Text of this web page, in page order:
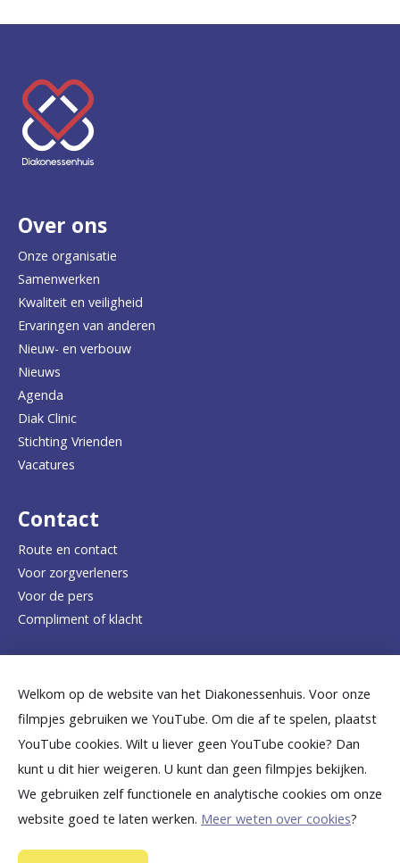
Welkom op de website van het Diakonessenhuis. Voor onze
filmpjes gebruiken we YouTube. Om die af te spelen, plaatst
YouTube cookies. Wilt u liever geen YouTube cookie? Dan
kunt u dit hier weigeren. U kunt dan geen filmpjes bekijken.
We gebruiken zelf functionele en analytische cookies om onze
website goed te laten werken. Meer weten over cookies?
K
e
e
t
e
r
u
g
n
a
a
d
e
h
o
p
a
g
e
Over ons
Onze organisatie
Samenwerken
Kwaliteit en veiligheid
Ervaringen van anderen
Nieuw- en verbouw
Nieuws
Agenda
Diak Clinic
Stichting Vrienden
Vacatures
Contact
Route en contact
Voor zorgverleners
Voor de pers
Compliment of klacht
Dicht bij jou
B
e
k
B
e
k
B
e
k
B
e
k
B
e
k